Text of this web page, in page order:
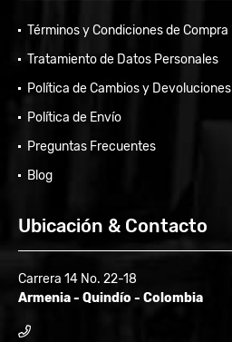
Términos y Condiciones de Compra
Tratamiento de Datos Personales
Política de Cambios y Devoluciones
Política de Envío
Preguntas Frecuentes
Blog
Ubicación & Contacto
Carrera 14 No. 22-18
Armenia - Quindío - Colombia